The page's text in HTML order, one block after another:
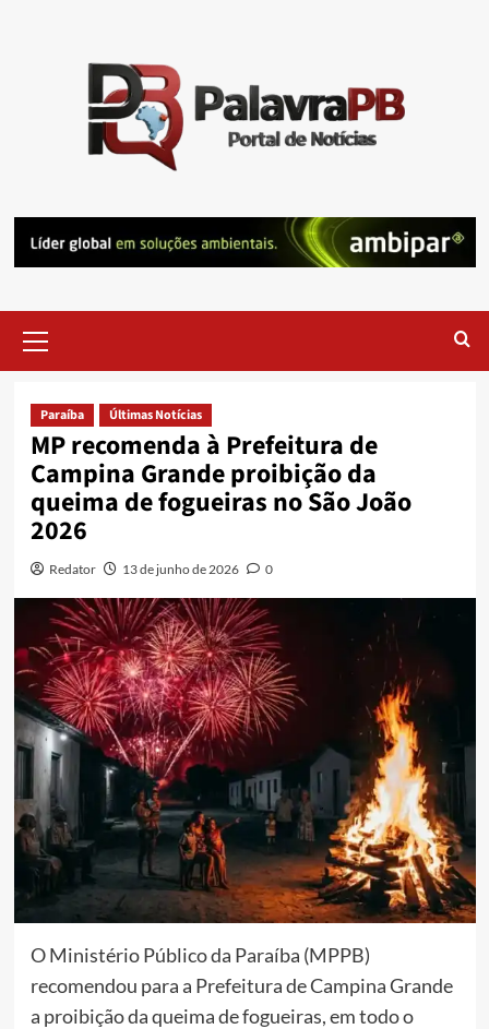
Menu
Paraíba Últimas Notícias
MP recomenda à Prefeitura de
Campina Grande proibição da
queima de fogueiras no São João
2026
Redator 13 de junho de 2026 0
O Ministério Público da Paraíba (MPPB)
recomendou para a Prefeitura de Campina Grande
a proibição da queima de fogueiras, em todo o